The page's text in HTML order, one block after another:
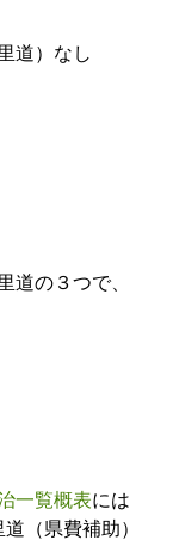
道）なし
道の３つで、
一覧概表には
（県費補助）